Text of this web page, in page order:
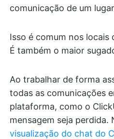
comunicação de um
Isso é comum nos
É também o maior
Ao trabalhar de forma
todas as comunicações
plataforma, como o
mensagem seja perdida.
visualização do chat do